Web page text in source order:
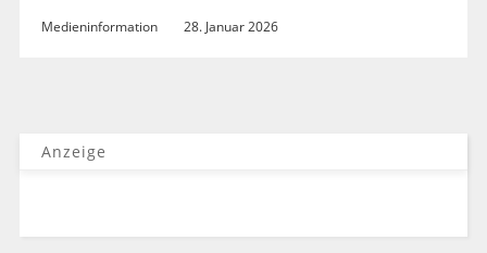
Medieninformation 28. Januar 2026
Anzeige